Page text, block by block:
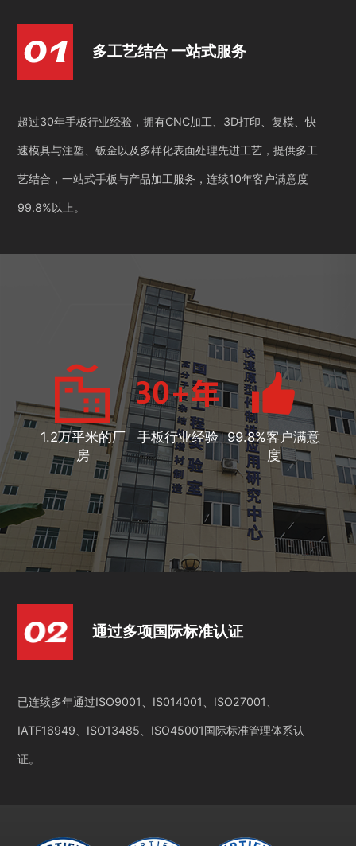
多工艺结合 一站式服务
超过30年手板行业经验，拥有CNC加工、3D打印、复模、快
速模具与注塑、钣金以及多样化表面处理先进工艺，提供多工
艺结合，一站式手板与产品加工服务，连续10年客户满意度
99.8%以上。
1.2万平米的厂
房
手板行业经验 99.8%客户满意
度
通过多项国际标准认证
已连续多年通过ISO9001、IS014001、ISO27001、
IATF16949、ISO13485、ISO45001国际标准管理体系认
证。